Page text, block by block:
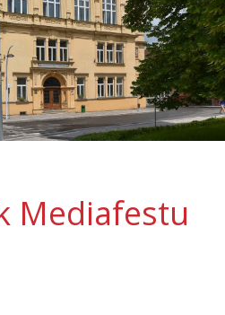
Mediafestu